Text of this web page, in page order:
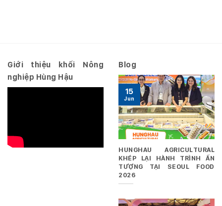
Giới thiệu khối Nông
nghiệp Hùng Hậu
Blog
HUNGHAU AGRICULTURAL
KHÉP LẠI HÀNH TRÌNH ẤN
TƯỢNG TẠI SEOUL FOOD
2026
15
Jun